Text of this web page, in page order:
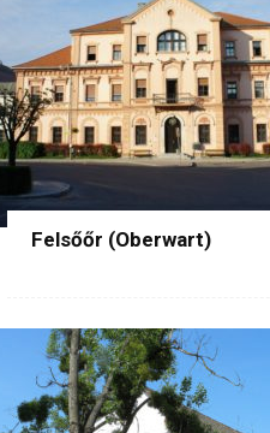
Felsőőr (Oberwart)